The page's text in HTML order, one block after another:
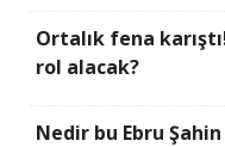
Ortalık fena
rol alacak?
Nedir bu Ebru Şahin